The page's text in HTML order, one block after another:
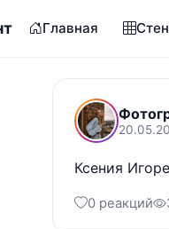
Главная
Ксения
0 реакций